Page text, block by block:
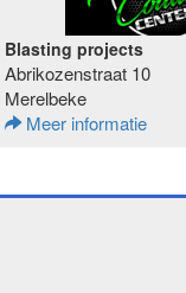
Blasting projects
Abrikozenstraat 10
Merelbeke
Meer informatie